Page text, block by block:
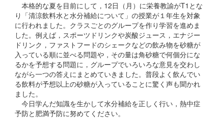
本格的な夏を目前にして，12日（月）に栄養教諭がT1とな
り「清涼飲料水と水分補給について」の授業が１年生を対象
に行われました。クラスごとのグループを作り学習を進めま
した。例えば，スポーツドリンクや炭酸ジュース，エナジー
ドリンク，ファストフードのシェークなどの飲み物を砂糖が
入っている順に並べる問題や，その量は角砂糖で何個分にな
るかを予想する問題に，グループでいろいろな意見を交わし
ながら一つの答えにまとめていきました。普段よく飲んでい
る飲料が予想以上の砂糖が入っていることに驚く声も聞かれ
ました。
今日学んだ知識を生かして水分補給を正しく行い，熱中症
予防と肥満予防に努めてください。